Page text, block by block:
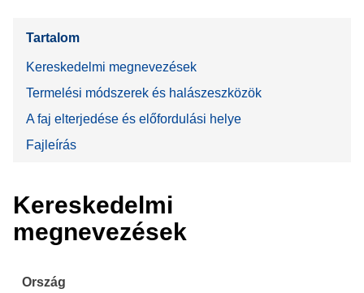
Tartalom
Kereskedelmi megnevezések
Termelési módszerek és halászeszközök
A faj elterjedése és előfordulási helye
Fajleírás
Kereskedelmi
megnevezések